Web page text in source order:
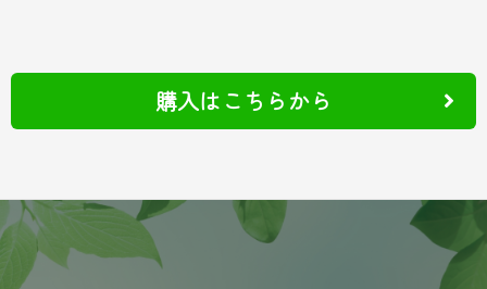
購入はこちらから